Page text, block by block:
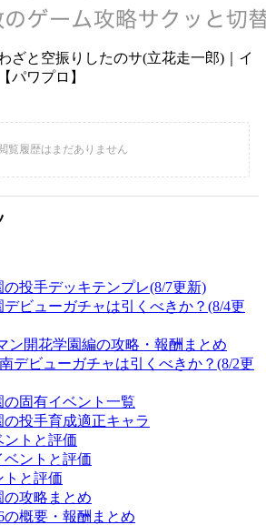
ざと空振りしたのサ(立花走一郎)｜イ
パワプロ】
の投手デッキテンプレ(8/7更新)
デビューガチャは引くべきか？(8/4更
ン開花学園編の攻略・報酬まとめ
デビューガチャは引くべきか？(8/2更
の固有イベント一覧
の投手育成適正キャラ
ントと評価
ントと評価
トと評価
の攻略まとめ
の概要・報酬まとめ